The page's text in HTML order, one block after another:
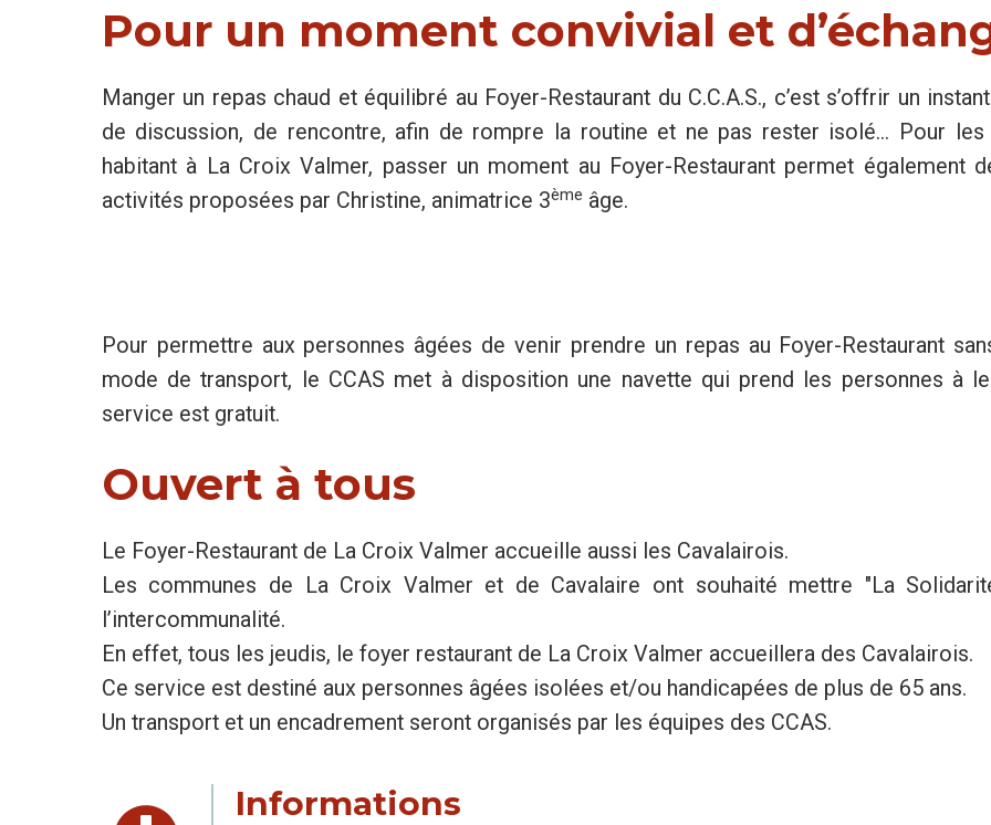
Pour un moment convivial et
Manger un repas chaud et équilibré au Foyer-Restaurant du C.C.A.S., c’est s’offrir un
de discussion, de rencontre, afin de rompre la routine et ne pas rester isolé... Pour
habitant à La Croix Valmer, passer un moment au Foyer-Restaurant permet également
activités proposées par Christine, animatrice 3ème âge.
Pour permettre aux personnes âgées de venir prendre un repas au Foyer-Restaurant
mode de transport, le CCAS met à disposition une navette qui prend les personnes à
service est gratuit.
Ouvert à tous
Le Foyer-Restaurant de La Croix Valmer accueille aussi les Cavalairois.
Les communes de La Croix Valmer et de Cavalaire ont souhaité mettre "La
l’intercommunalité.
En effet, tous les jeudis, le foyer restaurant de La Croix Valmer accueillera des Cavalairois.
Ce service est destiné aux personnes âgées isolées et/ou handicapées de plus de 65 ans.
Un transport et un encadrement seront organisés par les équipes des CCAS.
Informations